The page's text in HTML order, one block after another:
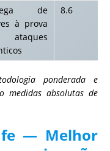
de
à prova
8.6
ponderada e
medidas absolutas de
— Melhor